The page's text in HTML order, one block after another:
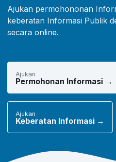
Ajukan permohononan
keberatan Informasi Publik
secara online.
Ajukan
Permohonan Informasi →
Ajukan
Keberatan Informasi →